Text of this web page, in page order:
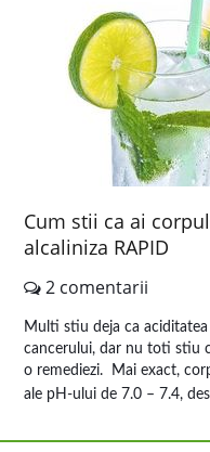
Cum stii ca ai
alcaliniza RAPID
2 comentarii
Multi stiu deja ca
cancerului, dar nu toti stiu
o remediezi. Mai exact,
ale pH-ului de 7.0 – 7.4,